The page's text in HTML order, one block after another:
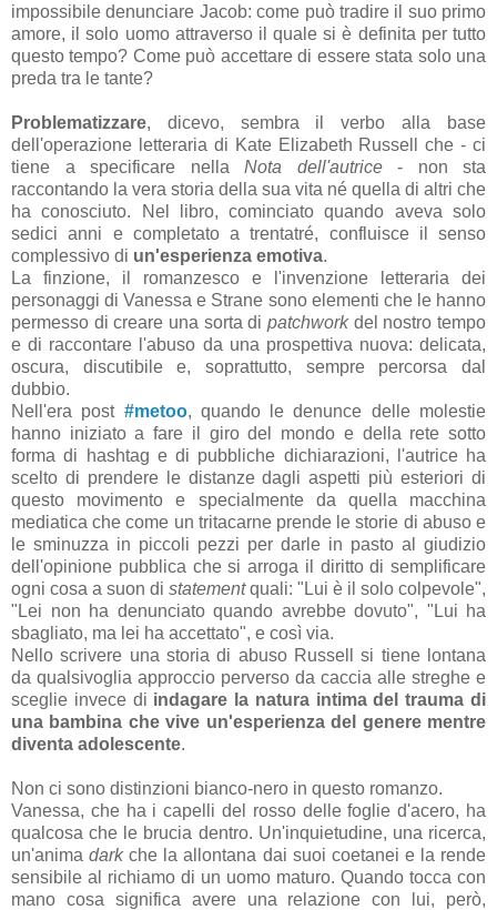
impossibile denunciare Jacob: come può tradire il suo primo
amore, il solo uomo attraverso il quale si è definita per tutto
questo tempo? Come può accettare di essere stata solo una
preda tra le tante?
Problematizzare, dicevo, sembra il verbo alla base
dell'operazione letteraria di Kate Elizabeth Russell che - ci
tiene a specificare nella Nota dell'autrice- non sta
raccontando la vera storia della sua vita né quella di altri che
ha conosciuto. Nel libro, cominciato quando aveva solo
sedici anni e completato a trentatré, confluisce il senso
complessivo di un'esperienza emotiva.
La finzione, il romanzesco e l'invenzione letteraria dei
personaggi di Vanessa e Strane sono elementi che le hanno
permesso di creare una sorta di patchworkdel nostro tempo
e di raccontare l'abuso da una prospettiva nuova: delicata,
oscura, discutibile e, soprattutto, sempre percorsa dal
dubbio.
Nell'era post #metoo, quando le denunce delle molestie
hanno iniziato a fare il giro del mondo e della rete sotto
forma di hashtag e di pubbliche dichiarazioni, l'autrice ha
scelto di prendere le distanze dagli aspetti più esteriori di
questo movimento e specialmente da quella macchina
mediatica che come un tritacarne prende le storie di abuso e
le sminuzza in piccoli pezzi per darle in pasto al giudizio
dell'opinione pubblica che si arroga il diritto di semplificare
ogni cosa a suon di statementquali: "Lui è il solo colpevole",
"Lei non ha denunciato quando avrebbe dovuto", "Lui ha
sbagliato, ma lei ha accettato", e così via.
Nello scrivere una storia di abuso Russell si tiene lontana
da qualsivoglia approccio perverso da caccia alle streghe e
sceglie invece di indagare la natura intima del trauma di
una bambina che vive un'esperienza del genere mentre
diventa adolescente.
Non ci sono distinzioni bianco-nero in questo romanzo.
Vanessa, che ha i capelli del rosso delle foglie d'acero, ha
qualcosa che le brucia dentro. Un'inquietudine, una ricerca,
un'animadarkche la allontana dai suoi coetanei e la rende
sensibile al richiamo di un uomo maturo. Quando tocca con
mano cosa significa avere una relazione con lui, però,